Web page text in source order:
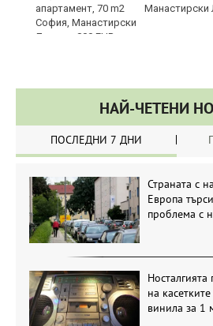
Манастирски
НАЙ-ЧЕТЕНИ
ПОСЛЕДНИ 7 ДНИ
Страната с
Европа
проблема с
на
винила за 1